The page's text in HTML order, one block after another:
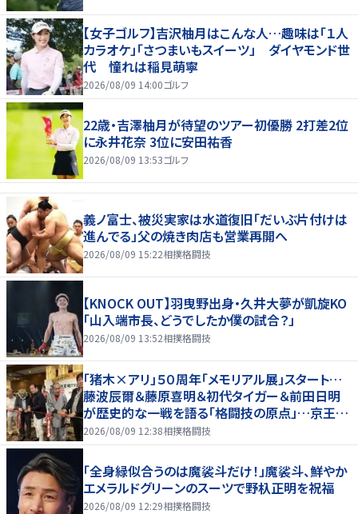
【女子ゴルフ】吉沢柚月はこんな人…趣味は「１人
カラオケ」「さつまいもスイーツ」 ダイヤモンド世
代 憧れは稲見萌寧
2026/08/09 14:00ゴルフ
22歳・吉澤柚月が待望のツアー初優勝 2打差2位
に永井花奈 3位に安田祐香
2026/08/09 13:53ゴルフ
義ノ富士、被災実家は水道復旧「だいぶ片付けは
進んでる」父の焼き肉店も営業再開へ
2026/08/09 15:22相撲格闘技
【KNOCK OUT】羽曳野出身・久井大夢が凱旋KO
「山入端市長、どうでしたか僕の試合？」
2026/08/09 13:52相撲格闘技
「猪木×アリ」５０周年「メモリアル展」スタート…
藤波辰爾＆藤原喜明＆初代タイガー＆前田日明
が歴史的な一戦を語る「格闘技の原点」…京王プ
ラザホテルで３１日まで
2026/08/09 12:38相撲格闘技
「全身緑似合うのは魔裟斗だけ！」魔裟斗、鮮やか
エメラルドグリーンのスーツで野杁正明を祝福
2026/08/09 12:29相撲格闘技